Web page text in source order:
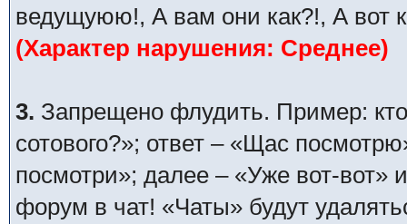
ведущуюю!, А вам они как?!, А вот
(Характер нарушения: Среднее)
3. Запрещено флудить. Пример:
сотового?»; ответ – «Щас
посмотри»; далее – «Уже вот-вот»
форум в чат! «Чаты» будут